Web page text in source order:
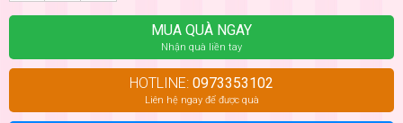
MUA QUÀ NGAY
Nhận quà liền tay
HOTLINE: 0973353102
Liên hệ ngay để được quà